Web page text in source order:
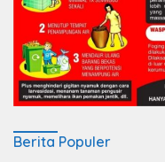
Berita Populer